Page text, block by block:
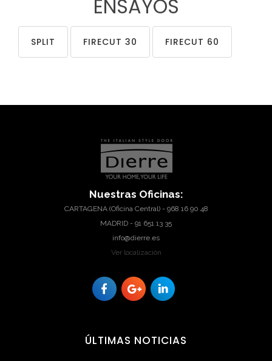
ENSAYOS
SPLIT FIRECUT 30 FIRECUT 60
Nuestras Oficinas:
CARTAGENA (Oficina Central) - 968 16 90 48
MADRID - 91 651 13 35
info@dierre.es
Ver localización
ÚLTIMAS NOTICIAS